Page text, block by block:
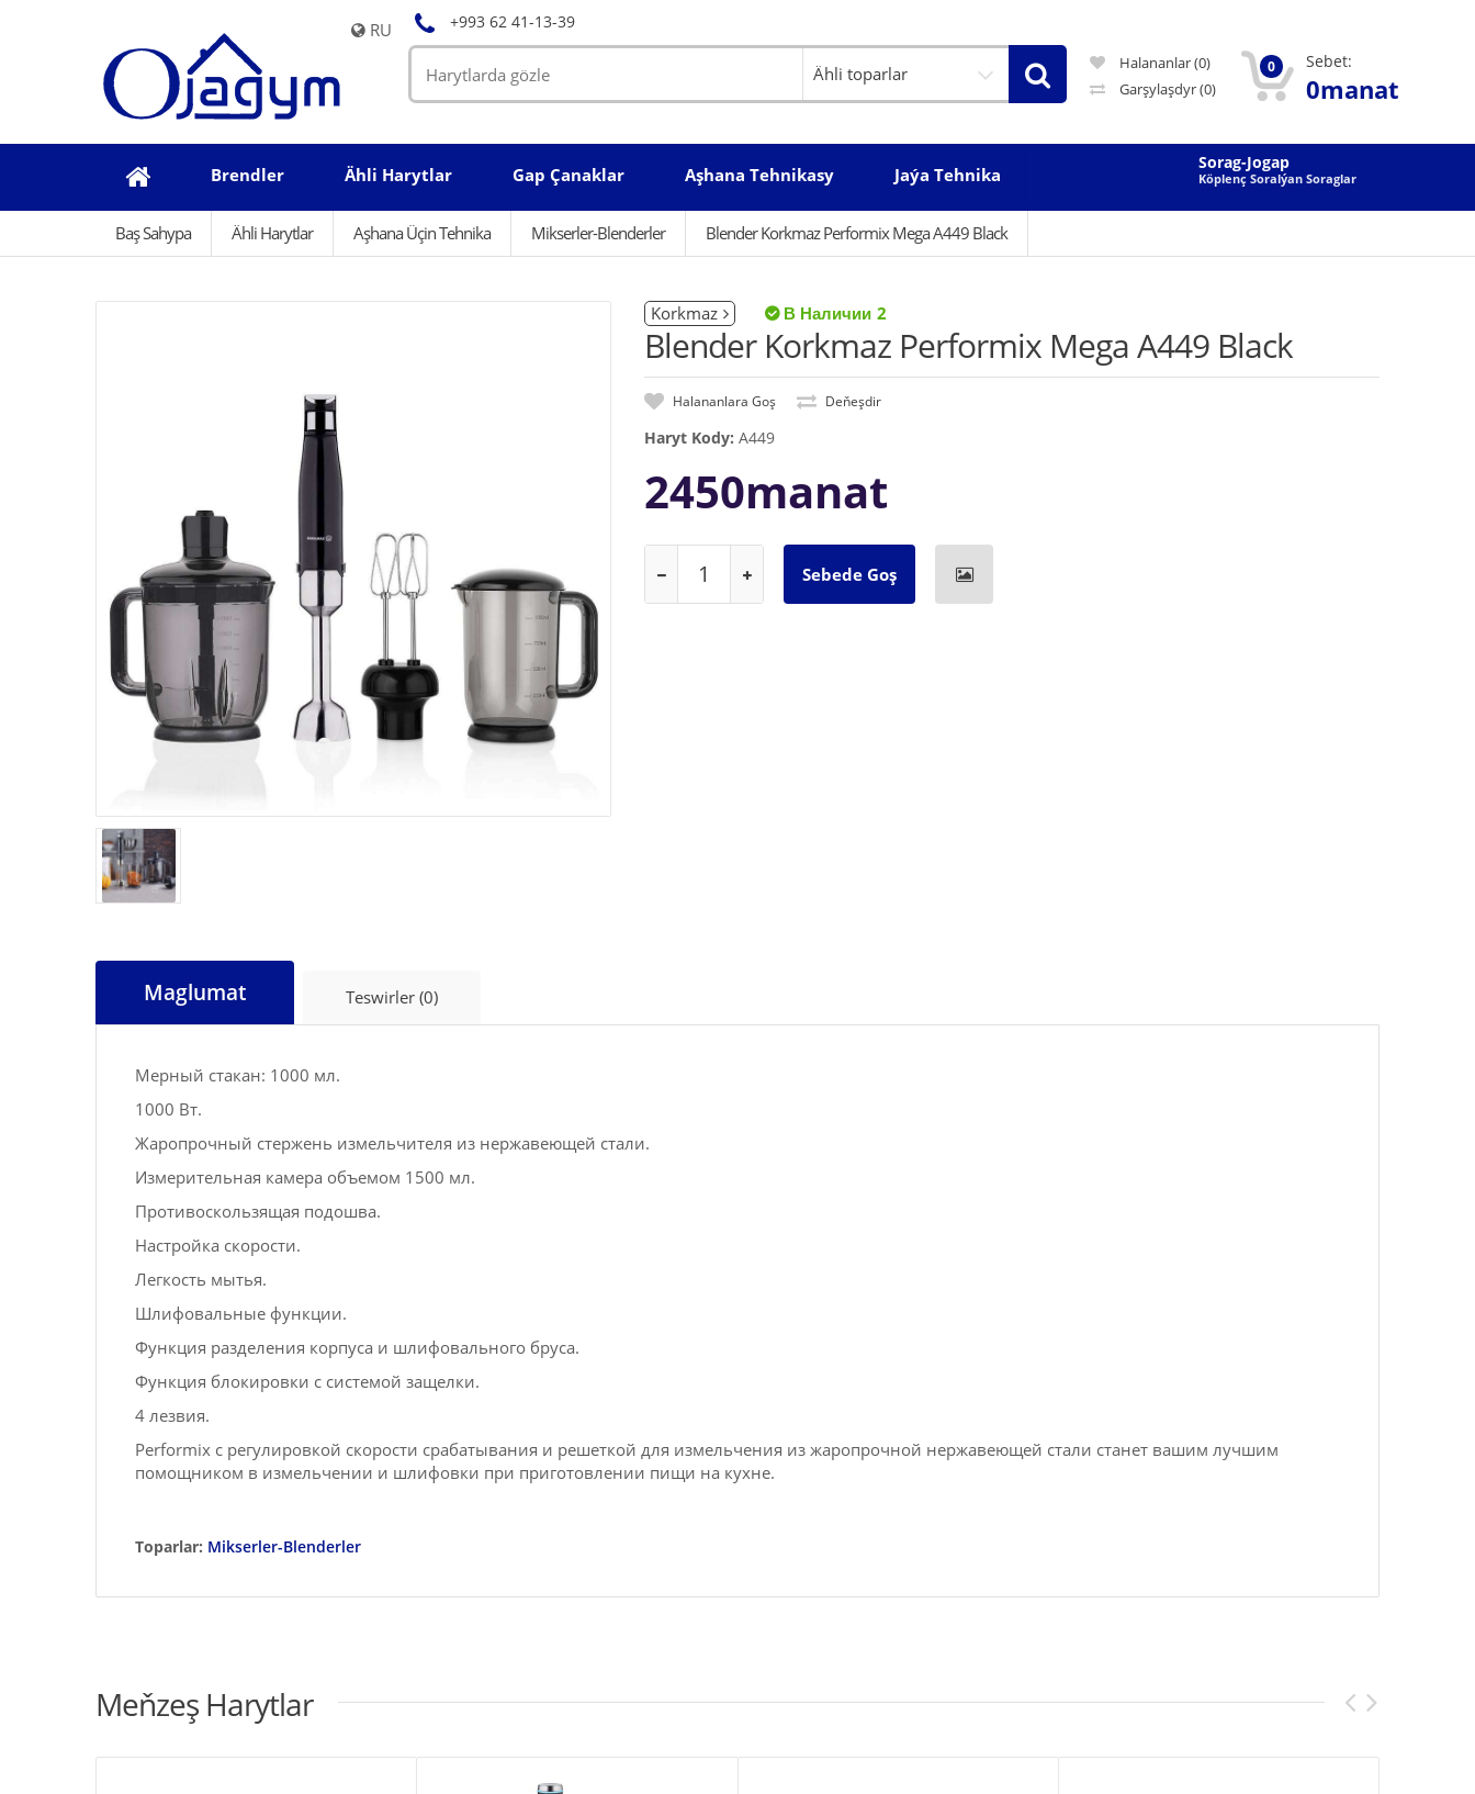
RU +993 62 41-13-39
Halananlar (0)
Garşylaşdyr(0)
0 Sebet:
0manat
Brendler Ähli Harytlar Gap Çanaklar Aşhana Tehnikasy Jaýa Tehnika
Sorag-Jogap
Köplenç Soralýan Soraglar
Baş Sahypa Ähli Harytlar Aşhana Üçin Tehnika Mikserler-Blenderler Blender Korkmaz Performix Mega A449 Black
Korkmaz 2
Blender Korkmaz Performix Mega A449 Black
Halananlara Goş Deňeşdir
Haryt Kody: A449
2450manat
Maglumat Teswirler (0)
Мерный стакан: 1000 мл.
1000 Вт.
Жаропрочный стержень измельчителя из нержавеющей стали.
Измерительная камера объемом 1500 мл.
Противоскользящая подошва.
Настройка скорости.
Легкость мытья.
Шлифовальные функции.
Функция разделения корпуса и шлифовального бруса.
Функция блокировки с системой защелки.
4 лезвия.
Performix с регулировкой скорости срабатывания и решеткой для измельчения из жаропрочной нержавеющей стали станет вашим лучшим
помощником в измельчении и шлифовки при приготовлении пищи на кухне.
Toparlar: Mikserler-Blenderler
Meňzeş Harytlar